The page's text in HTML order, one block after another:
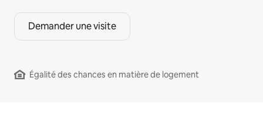
Demander une visite
Égalité des chances en matière de logement